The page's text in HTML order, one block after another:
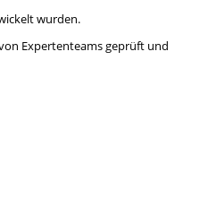
wurden.
Expertenteams geprüft und